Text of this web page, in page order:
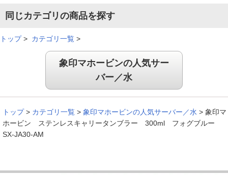
同じカテゴリの商品を探す
トップ> カテゴリ一覧 >
象印マホービンの人気サー
バー／水
トップ > カテゴリ一覧 > 象印マホービンの人気サーバー／水 > 象印マ
ホービン ステンレスキャリータンブラー 300ml フォグブルー
SX-JA30-AM